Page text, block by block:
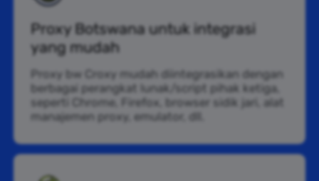
Proxy Botswana untuk integrasi
yang mudah
Proxy bw Croxy mudah diintegrasikan dengan
berbagai perangkat lunak/script pihak ketiga,
seperti Chrome, Firefox, browser sidik jari, alat
manajemen proxy, emulator, dll.